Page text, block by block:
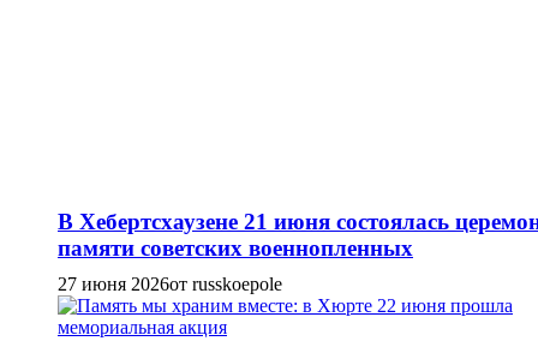
В Хебертсхаузене 21 июня состоялась
памяти советских военнопленных
27 июня 2026от russkoepole